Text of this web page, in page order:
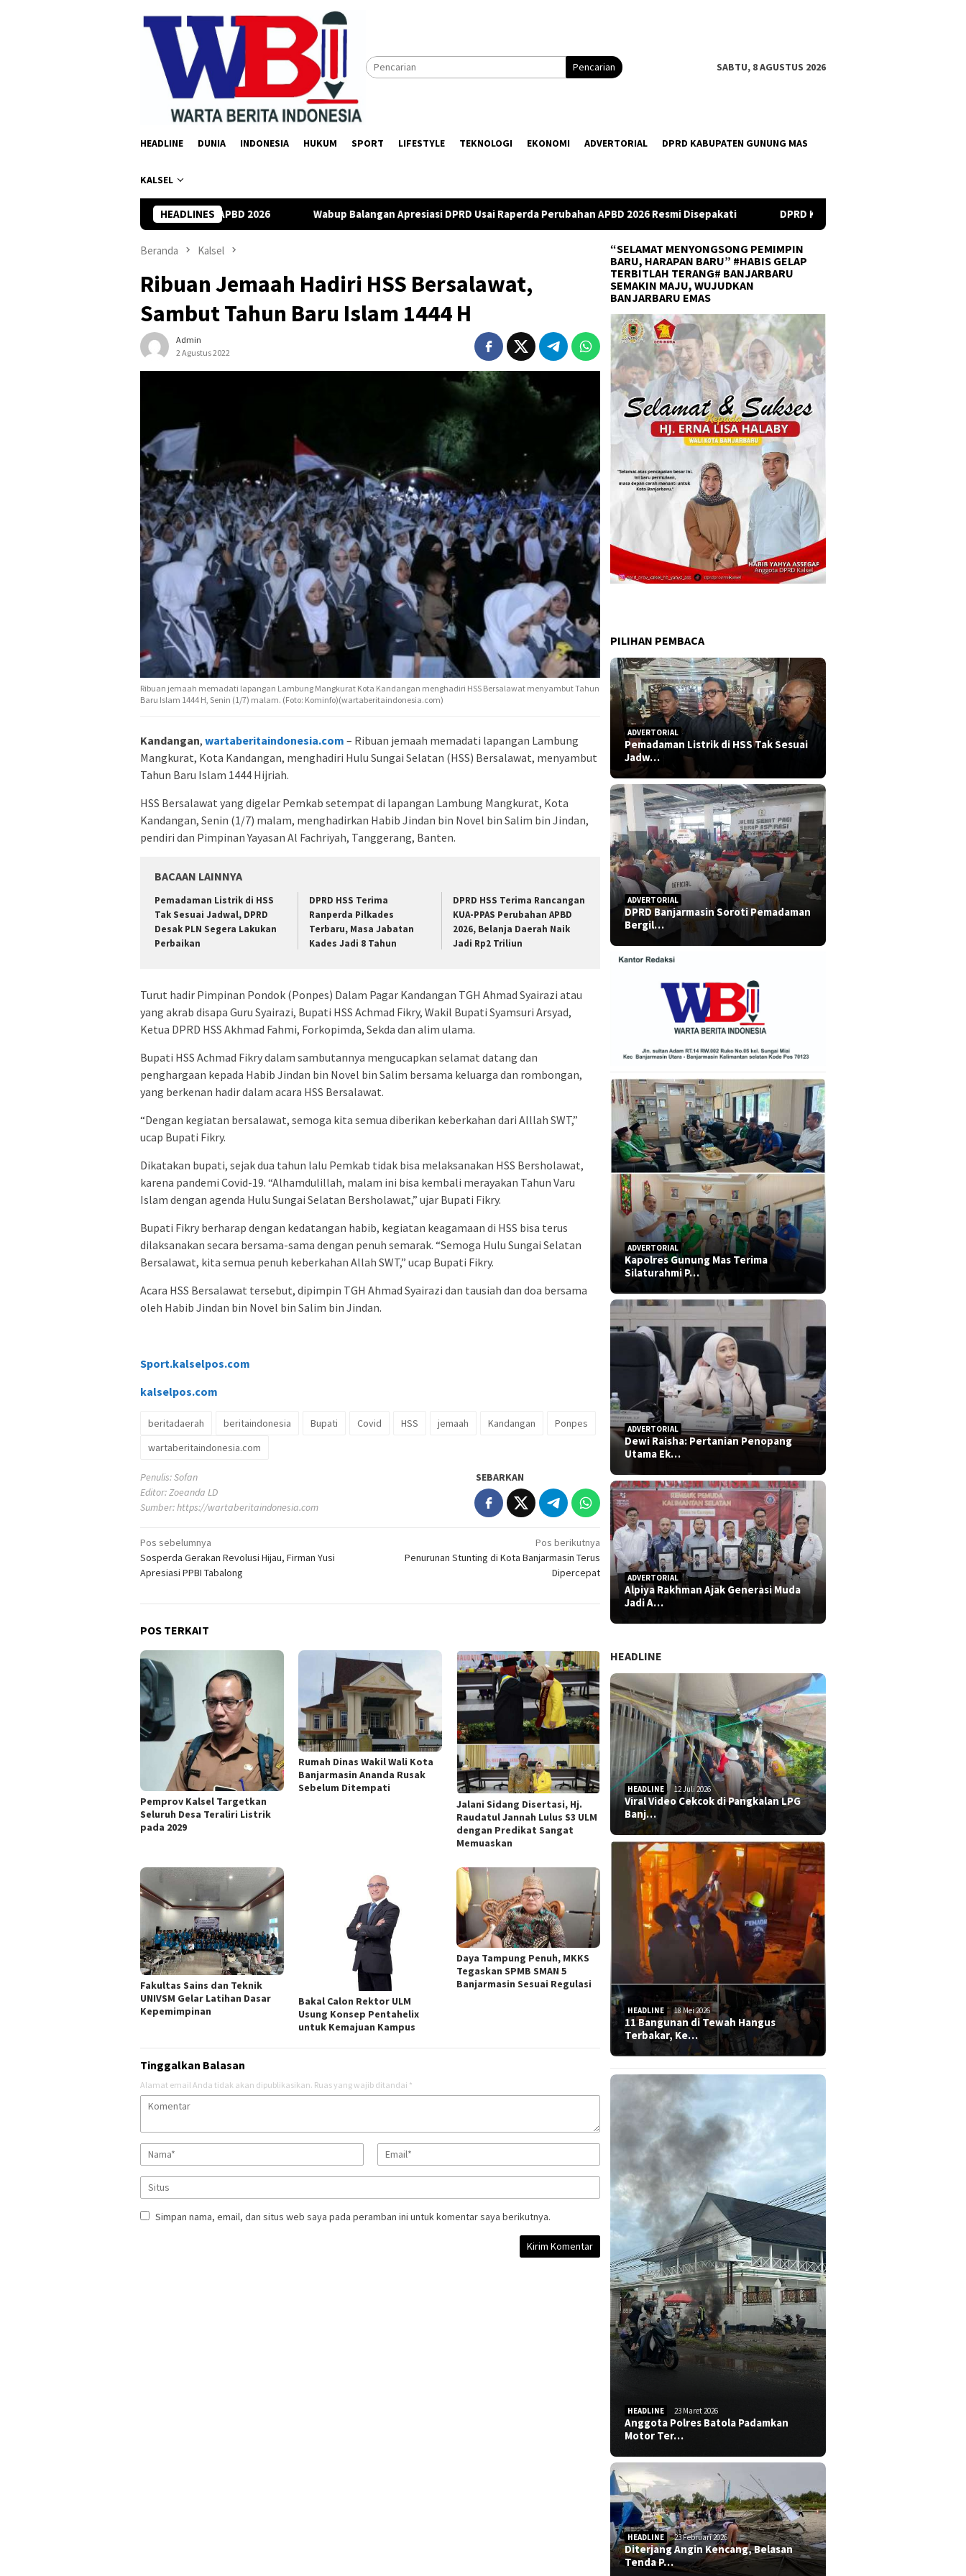
Pencarian SABTU, 8 AGUSTUS 2026
HEADLINE DUNIA INDONESIA HUKUM SPORT LIFESTYLE TEKNOLOGI EKONOMI ADVERTORIAL DPRD KABUPATEN GUNUNG MAS
KALSEL
HEADLINES
Raperda Perubahan APBD 2026 Wabup Balangan Apresiasi DPRD Usai Raperda Perubahan APBD 2026 Resmi Disepakati DPRD Kalsel Gali Inovasi Kebijakan Kesra di Jakarta
Beranda Kalsel
Ribuan Jemaah Hadiri HSS Bersalawat,
Sambut Tahun Baru Islam 1444 H
Admin
2 Agustus 2022
Ribuan jemaah memadati lapangan Lambung Mangkurat Kota Kandangan menghadiri HSS Bersalawat menyambut Tahun
Baru Islam 1444 H, Senin (1/7) malam. (Foto: Kominfo)(wartaberitaindonesia.com)
Kandangan, wartaberitaindonesia.com – Ribuan jemaah memadati lapangan Lambung
Mangkurat, Kota Kandangan, menghadiri Hulu Sungai Selatan (HSS) Bersalawat, menyambut
Tahun Baru Islam 1444 Hijriah.
HSS Bersalawat yang digelar Pemkab setempat di lapangan Lambung Mangkurat, Kota
Kandangan, Senin (1/7) malam, menghadirkan Habib Jindan bin Novel bin Salim bin Jindan,
pendiri dan Pimpinan Yayasan Al Fachriyah, Tanggerang, Banten.
BACAAN LAINNYA
Pemadaman Listrik di HSS
Tak Sesuai Jadwal, DPRD
Desak PLN Segera Lakukan
Perbaikan
DPRD HSS Terima
Ranperda Pilkades
Terbaru, Masa Jabatan
Kades Jadi 8 Tahun
DPRD HSS Terima Rancangan
KUA-PPAS Perubahan APBD
2026, Belanja Daerah Naik
Jadi Rp2 Triliun
Turut hadir Pimpinan Pondok (Ponpes) Dalam Pagar Kandangan TGH Ahmad Syairazi atau
yang akrab disapa Guru Syairazi, Bupati HSS Achmad Fikry, Wakil Bupati Syamsuri Arsyad,
Ketua DPRD HSS Akhmad Fahmi, Forkopimda, Sekda dan alim ulama.
Bupati HSS Achmad Fikry dalam sambutannya mengucapkan selamat datang dan
penghargaan kepada Habib Jindan bin Novel bin Salim bersama keluarga dan rombongan,
yang berkenan hadir dalam acara HSS Bersalawat.
“Dengan kegiatan bersalawat, semoga kita semua diberikan keberkahan dari Alllah SWT,”
ucap Bupati Fikry.
Dikatakan bupati, sejak dua tahun lalu Pemkab tidak bisa melaksanakan HSS Bersholawat,
karena pandemi Covid-19. “Alhamdulillah, malam ini bisa kembali merayakan Tahun Varu
Islam dengan agenda Hulu Sungai Selatan Bersholawat,” ujar Bupati Fikry.
Bupati Fikry berharap dengan kedatangan habib, kegiatan keagamaan di HSS bisa terus
dilaksanakan secara bersama-sama dengan penuh semarak. “Semoga Hulu Sungai Selatan
Bersalawat, kita semua penuh keberkahan Allah SWT,” ucap Bupati Fikry.
Acara HSS Bersalawat tersebut, dipimpin TGH Ahmad Syairazi dan tausiah dan doa bersama
oleh Habib Jindan bin Novel bin Salim bin Jindan.
Sport.kalselpos.com
kalselpos.com
beritadaerah beritaindonesia Bupati Covid HSS jemaah Kandangan
Ponpes
wartaberitaindonesia.com
Penulis: Sofan
Editor: Zoeanda LD
Sumber:https://wartaberitaindonesia.com
SEBARKAN
Navigasi
pos
Pos sebelumnya
Sosperda Gerakan Revolusi Hijau, Firman Yusi
Apresiasi PPBI Tabalong
Pos berikutnya
Penurunan Stunting di Kota Banjarmasin Terus
Dipercepat
POS TERKAIT
Pemprov Kalsel Targetkan
Seluruh Desa Teraliri Listrik
pada 2029
Rumah Dinas Wakil Wali Kota
Banjarmasin Ananda Rusak
Sebelum Ditempati
Jalani Sidang Disertasi, Hj.
Raudatul Jannah Lulus S3 ULM
dengan Predikat Sangat
Memuaskan
Fakultas Sains dan Teknik
UNIVSM Gelar Latihan Dasar
Kepemimpinan
Bakal Calon Rektor ULM
Usung Konsep Pentahelix
untuk Kemajuan Kampus
Daya Tampung Penuh, MKKS
Tegaskan SPMB SMAN 5
Banjarmasin Sesuai Regulasi
Tinggalkan Balasan
Alamat email Anda tidak akan dipublikasikan. Ruas yang wajib ditandai *
Simpan nama, email, dan situs web saya pada peramban ini untuk komentar saya berikutnya.
“SELAMAT MENYONGSONG PEMIMPIN
BARU, HARAPAN BARU” #HABIS GELAP
TERBITLAH TERANG# BANJARBARU
SEMAKIN MAJU, WUJUDKAN
BANJARBARU EMAS
PILIHAN PEMBACA
ADVERTORIAL
Pemadaman Listrik di HSS Tak Sesuai
Jadw…
ADVERTORIAL
DPRD Banjarmasin Soroti Pemadaman
Bergil…
ADVERTORIAL
Kapolres Gunung Mas Terima
Silaturahmi P…
ADVERTORIAL
Dewi Raisha: Pertanian Penopang
Utama Ek…
ADVERTORIAL
Alpiya Rakhman Ajak Generasi Muda
Jadi A…
HEADLINE
HEADLINE 12 Juli 2026
Viral Video Cekcok di Pangkalan LPG
Banj…
HEADLINE 18 Mei 2026
11 Bangunan di Tewah Hangus
Terbakar, Ke…
HEADLINE 23 Maret 2026
Anggota Polres Batola Padamkan
Motor Ter…
HEADLINE 23 Februari 2026
Diterjang Angin Kencang, Belasan
Tenda P…